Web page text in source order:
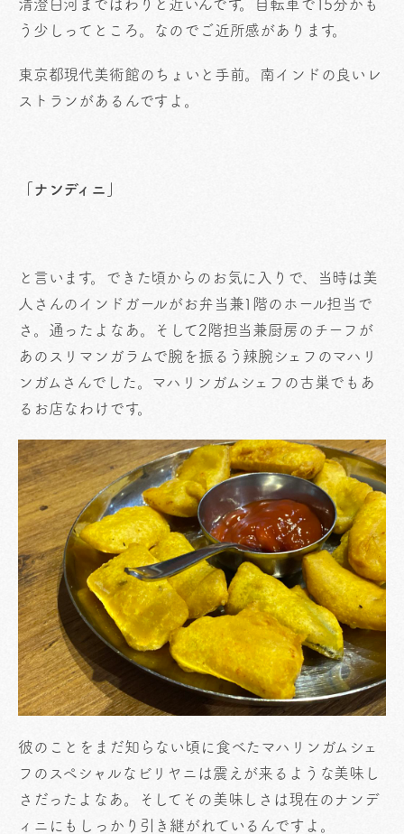
清澄白河まではわりと近いんです。自転車で15分かも
う少しってところ。なのでご近所感があります。
東京都現代美術館のちょいと手前。南インドの良いレ
ストランがあるんですよ。
「ナンディニ」
と言います。できた頃からのお気に入りで、当時は美
人さんのインドガールがお弁当兼1階のホール担当で
さ。通ったよなあ。そして2階担当兼厨房のチーフが
あのスリマンガラムで腕を振るう辣腕シェフのマハリ
ンガムさんでした。マハリンガムシェフの古巣でもあ
るお店なわけです。
彼のことをまだ知らない頃に食べたマハリンガムシェ
フのスペシャルなビリヤニは震えが来るような美味し
さだったよなあ。そしてその美味しさは現在のナンデ
ィニにもしっかり引き継がれているんですよ。